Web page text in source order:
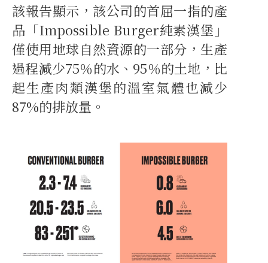
該報告顯示，該公司的首屈一指的產
品「Impossible Burger純素漢堡」
僅使用地球自然資源的一部分，生產
過程減少75％的水、95％的土地，比
起生產肉類漢堡的溫室氣體也減少
87%的排放量。